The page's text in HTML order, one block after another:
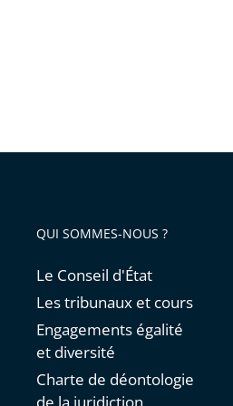
QUI SOMMES-NOUS ?
Le Conseil d'État
Les tribunaux et cours
Engagements égalité
et diversité
Charte de déontologie